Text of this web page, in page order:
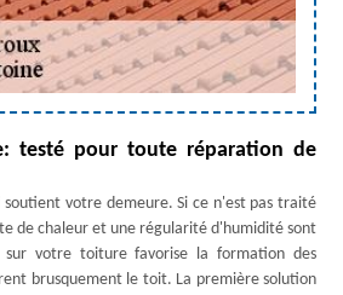
testé pour toute réparation de
votre demeure. Si ce n'est pas traité
de chaleur et une régularité d'humidité sont
sur votre toiture favorise la formation des
brusquement le toit. La première solution